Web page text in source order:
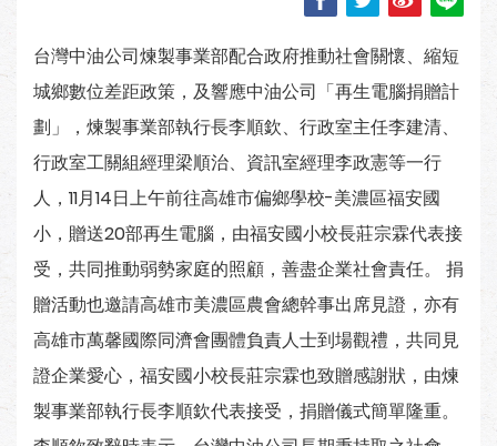
台灣中油公司煉製事業部配合政府推動社會關懷、縮短
城鄉數位差距政策，及響應中油公司「再生電腦捐贈計
劃」，煉製事業部執行長李順欽、行政室主任李建清、
行政室工關組經理梁順治、資訊室經理李政憲等一行
人，11月14日上午前往高雄市偏鄉學校-美濃區福安國
小，贈送20部再生電腦，由福安國小校長莊宗霖代表接
受，共同推動弱勢家庭的照顧，善盡企業社會責任。 捐
贈活動也邀請高雄市美濃區農會總幹事出席見證，亦有
高雄市萬馨國際同濟會團體負責人士到場觀禮，共同見
證企業愛心，福安國小校長莊宗霖也致贈感謝狀，由煉
製事業部執行長李順欽代表接受，捐贈儀式簡單隆重。